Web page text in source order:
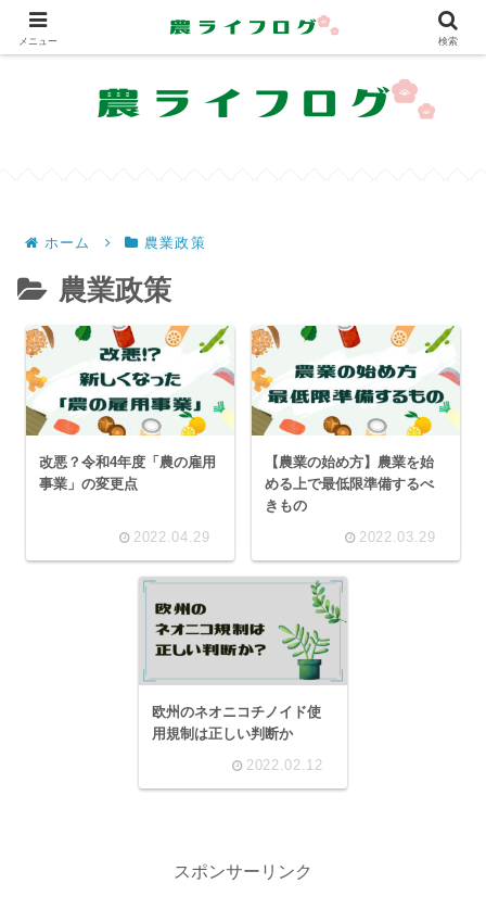
農業を共に学び、共に楽しむサイト
ホーム 農業政策
農業政策
改悪？令和4年度「農の雇用
事業」の変更点
2022.04.29
【農業の始め方】農業を始
める上で最低限準備するべ
きもの
2022.03.29
欧州のネオニコチノイド使
用規制は正しい判断か
2022.02.12
スポンサーリンク
メニュー 検索